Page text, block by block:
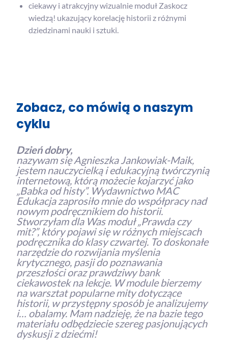
ciekawy i atrakcyjny wizualnie moduł Zaskocz
wiedzą! ukazujący korelację historii z różnymi
dziedzinami nauki i sztuki.
Zobacz, co mówią o naszym
cyklu
Dzień dobry,
nazywam się Agnieszka Jankowiak-Maik,
jestem nauczycielką i edukacyjną twórczynią
internetową, którą możecie kojarzyć jako
„Babka od histy”. Wydawnictwo MAC
Edukacja zaprosiło mnie do współpracy nad
nowym podręcznikiem do historii.
Stworzyłam dla Was moduł „Prawda czy
mit?”, który pojawi się w różnych miejscach
podręcznika do klasy czwartej. To doskonałe
narzędzie do rozwijania myślenia
krytycznego, pasji do poznawania
przeszłości oraz prawdziwy bank
ciekawostek na lekcje. W module bierzemy
na warsztat popularne mity dotyczące
historii, w przystępny sposób je analizujemy
i… obalamy. Mam nadzieję, że na bazie tego
materiału odbędziecie szereg pasjonujących
dyskusji z dziećmi!